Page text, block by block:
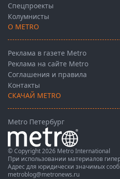
Спецпроекты
Колумнисты
О METRO
Реклама в газете Metro
Реклама на сайте Metro
Соглашения и правила
Контакты
СКАЧАЙ METRO
Metro Петербург
© Copyright 2026 Metro International
При использовании материалов
Адрес для юридически значимых
metroblog@metronews.ru